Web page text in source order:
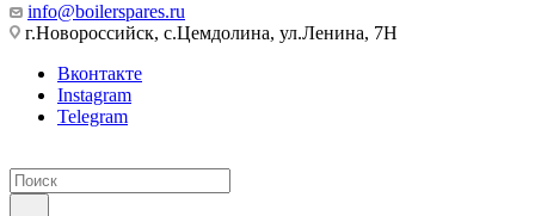
info@boilerspares.ru
г.Новороссийск, с.Цемдолина, ул.Ленина, 7Н
Вконтакте
Instagram
Telegram